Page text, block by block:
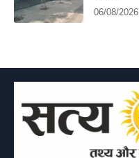
06/08/2026